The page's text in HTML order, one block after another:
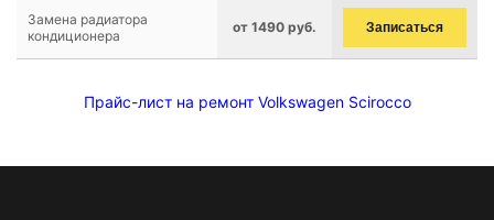
Замена радиатора
кондиционера
от 1490 руб. Записаться
Прайс-лист на ремонт Volkswagen Scirocco